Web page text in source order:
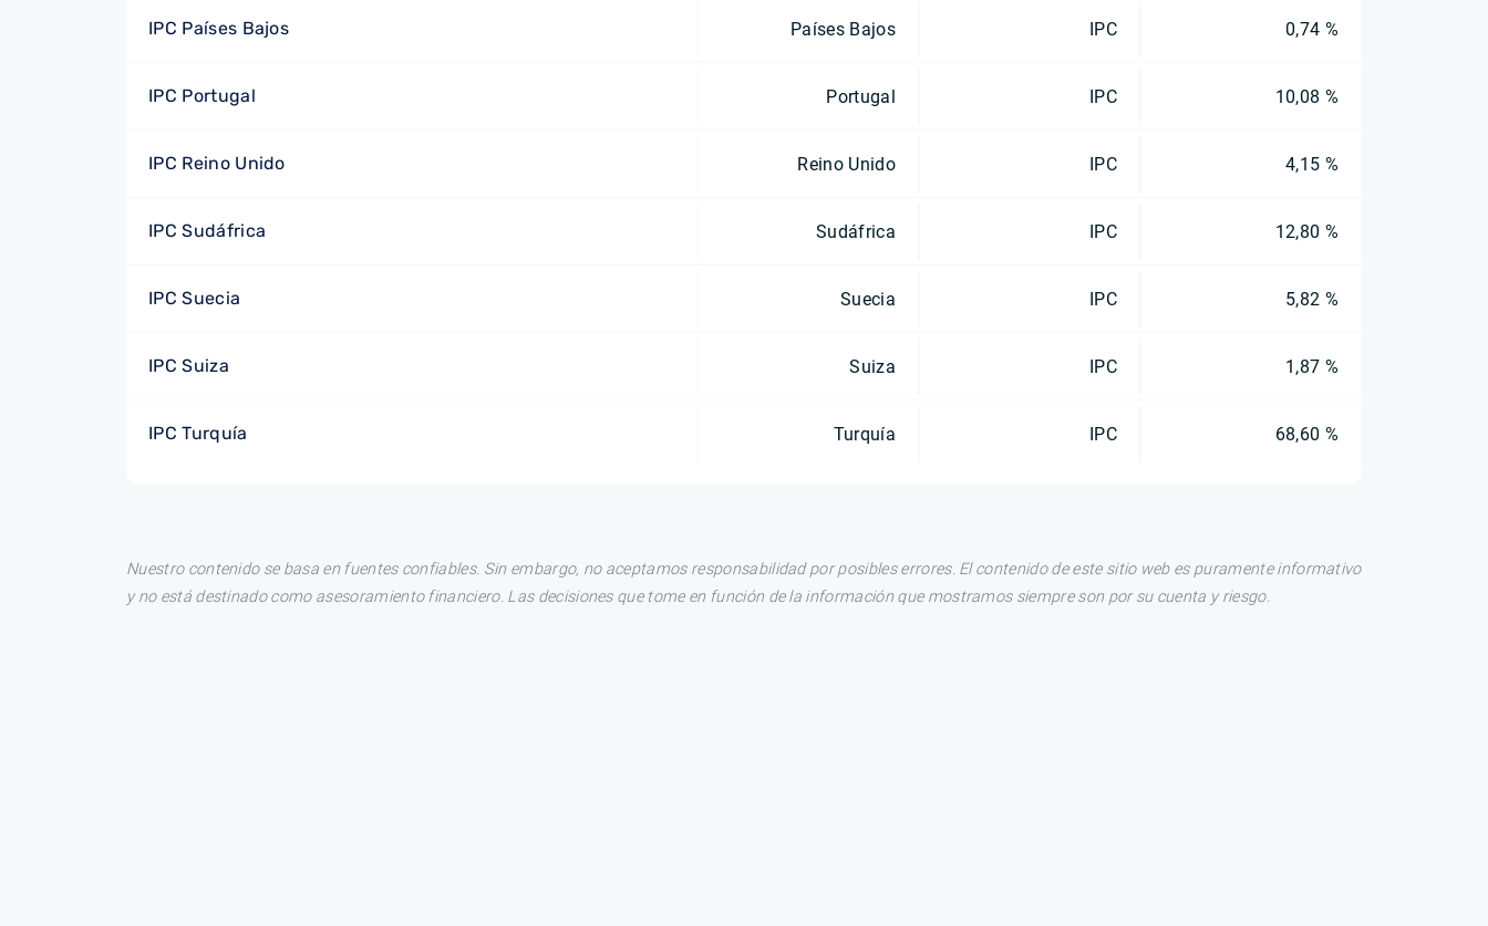
IPC Países Bajos Países Bajos IPC 0,74 %
IPC Portugal Portugal IPC 10,08 %
IPC Reino Unido Reino Unido IPC 4,15 %
IPC Sudáfrica Sudáfrica IPC 12,80 %
IPC Suecia Suecia IPC 5,82 %
IPC Suiza Suiza IPC 1,87 %
IPC Turquía Turquía IPC 68,60 %
Nuestro contenido se basa en fuentes confiables. Sin embargo, no aceptamos responsabilidad por posibles errores. El contenido de este sitio web es puramente informativo
y no está destinado como asesoramiento financiero. Las decisiones que tome en función de la información que mostramos siempre son por su cuenta y riesgo.